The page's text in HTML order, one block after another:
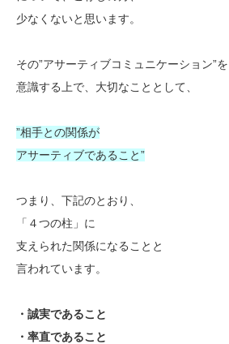
少なくないと思います。
その”アサーティブコミュニケーション”を
意識する上で、大切なこととして、
”相手との関係が
アサーティブであること”
つまり、下記のとおり、
「４つの柱」に
支えられた関係になることと
言われています。
・誠実であること
・率直であること